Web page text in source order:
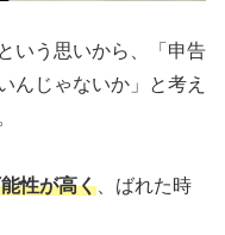
いう思いから、「申告
んじゃないか」と考え
性が高く 、ばれた時